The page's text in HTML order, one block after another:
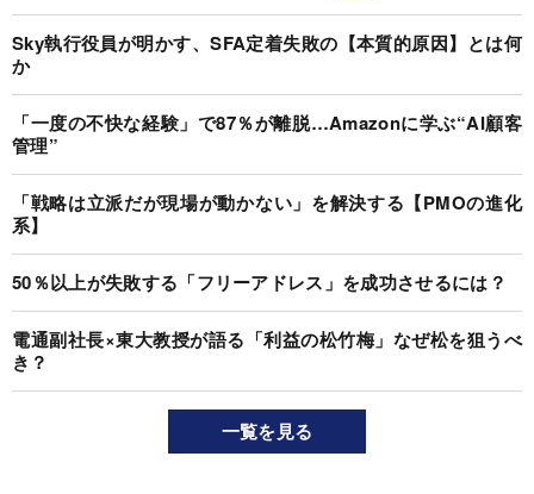
Sky執行役員が明かす、SFA定着失敗の【本質的原因】とは何
か
「一度の不快な経験」で87％が離脱…Amazonに学ぶ“AI顧客
管理”
「戦略は立派だが現場が動かない」を解決する【PMOの進化
系】
50％以上が失敗する「フリーアドレス」を成功させるには？
電通副社長×東大教授が語る「利益の松竹梅」なぜ松を狙うべ
き？
一覧を見る